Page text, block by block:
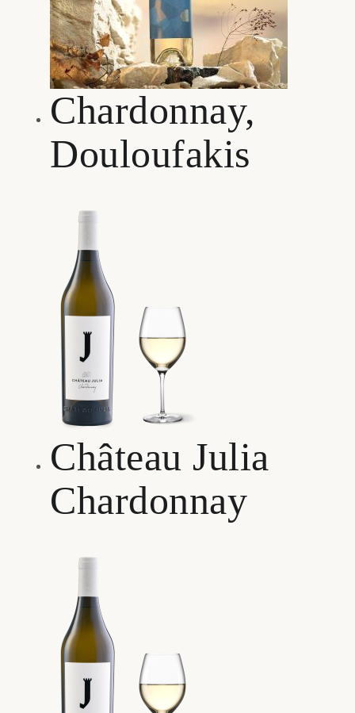
Chardonnay,
Douloufakis
Château Julia
Chardonnay